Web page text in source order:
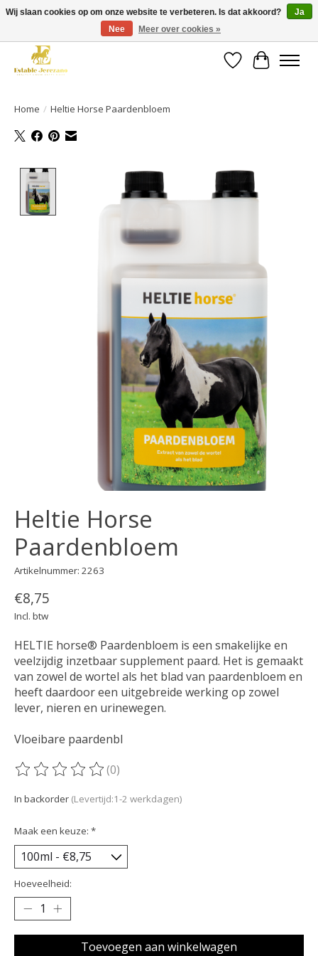
Gratis verzending vanaf €49 op een groot deel van ons assortiment
Verlanglijst
Home / Heltie Horse Paardenbloem
Product image slideshow Items
Heltie Horse
Paardenbloem
Artikelnummer: 2263
€8,75
Incl. btw
HELTIE horse® Paardenbloem is een smakelijke en
veelzijdig inzetbaar supplement paard. Het is gemaakt
van zowel de wortel als het blad van paardenbloem en
heeft daardoor een uitgebreide werking op zowel
lever, nieren en urinewegen.
Vloeibare paardenbl
De beoordeling van dit product is
(0)
In backorder (Levertijd:1-2 werkdagen)
Maak een keuze: *
Hoeveelheid:
Toevoegen aan winkelwagen
Wij slaan cookies op om onze website te verbeteren. Is dat akkoord?
Ja
Nee
Meer over cookies »